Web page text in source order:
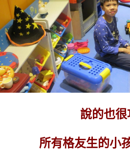
說的也很
所有格友生的小